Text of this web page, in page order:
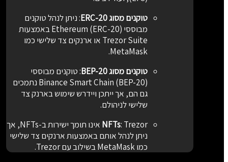
טוקנים מסוג ERC-20
:ניתן לנהל טוקנים
מבוססי Ethereum (ERC-20) באמצעות
Trezor Suite או ארנקים צד שלישי כמו
MetaMask.
טוקנים מסוג BEP-20
:טוקנים מבוססי
Binance Smart Chain (BEP-20) נתמכים
גם הם, אך ייתכן ויידרש שימוש בארנק צד
שלישי לניהולם.
NFTs:
Trezor אינו תומך ישירות ב-NFTs, אך
ניתן לנהל אותם באמצעות ארנקים צד שלישי
כמו MetaMask בשילוב עם Trezor.